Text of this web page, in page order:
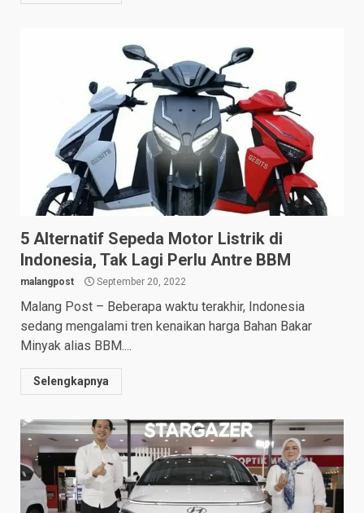
5 Alternatif Sepeda Motor Listrik di
Indonesia, Tak Lagi Perlu Antre BBM
malangpost September 20, 2022
Malang Post – Beberapa waktu terakhir, Indonesia
sedang mengalami tren kenaikan harga Bahan Bakar
Minyak alias BBM....
Selengkapnya